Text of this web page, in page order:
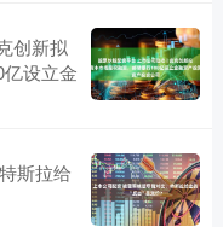
创新拟
设立金
斯拉给